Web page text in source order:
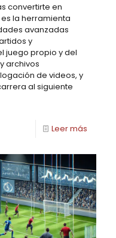
convertirte en
es la herramienta
avanzadas
y
juego propio y del
archivos
de videos, y
al siguiente
Leer más